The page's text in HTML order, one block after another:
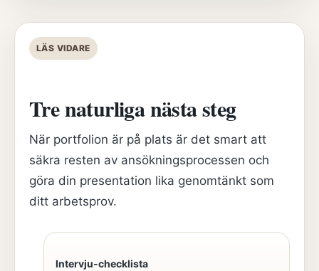
LÄS VIDARE
Tre naturliga nästa steg
När portfolion är på plats är det smart att
säkra resten av ansökningsprocessen och
göra din presentation lika genomtänkt som
ditt arbetsprov.
Intervju-checklista